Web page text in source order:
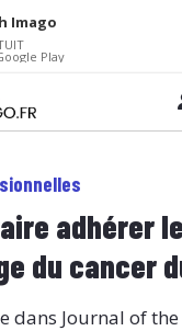
adhérer
du cancer
dans Journal of
Imago
Play